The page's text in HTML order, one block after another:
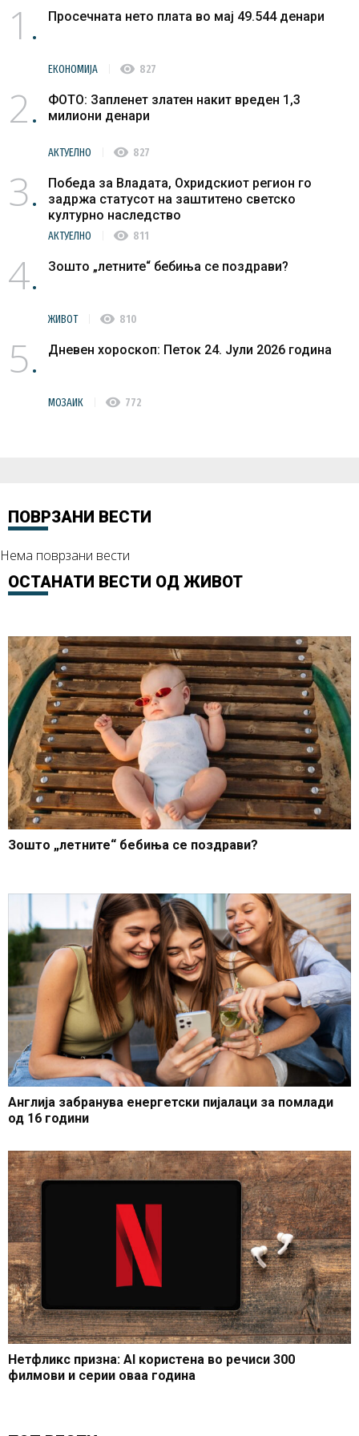
1 Просечната нето плата во мај 49.544 денари
ЕКОНОМИЈА visibility 827
2
ФОТО: Запленет златен накит вреден 1,3
милиони денари
АКТУЕЛНО visibility 827
3
Победа за Владата, Охридскиот регион го
задржа статусот на заштитено светско
културно наследство
АКТУЕЛНО visibility 811
4 Зошто „летните“ бебиња се поздрави?
ЖИВОТ visibility 810
5 Дневен хороскоп: Петок 24. Јули 2026 година
МОЗАИК visibility 772
ПОВРЗАНИ ВЕСТИ
Нема поврзани вести
ОСТАНАТИ ВЕСТИ ОД ЖИВОТ
Зошто „летните“ бебиња се поздрави?
Англија забранува енергетски пијалаци за помлади
од 16 години
Нетфликс призна: AI користена во речиси 300
филмови и серии оваа година